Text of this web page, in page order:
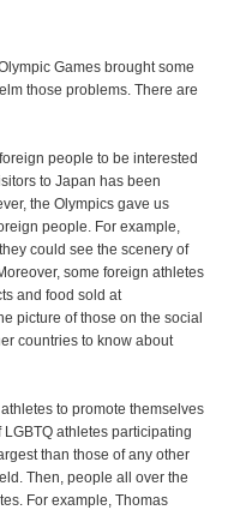
Games brought some
those problems. There are
people to be interested
to Japan has been
the Olympics gave us
people. For example,
could see the scenery of
some foreign athletes
and food sold at
picture of those on the social
countries to know about
to promote themselves
athletes participating
than those of any other
Then, people all over the
For example, Thomas